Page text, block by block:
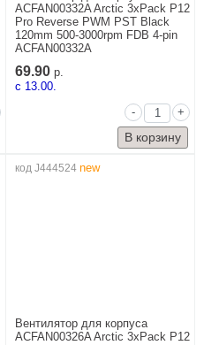
ACFAN00332A Arctic 3xPack P12
Pro Reverse PWM PST Black
120mm 500-3000rpm FDB 4-pin
ACFAN00332A
69.90 р.
c 13.00.
-
+
код J444524 new
Вентилятор для корпуса
ACFAN00326A Arctic 3xPack P12